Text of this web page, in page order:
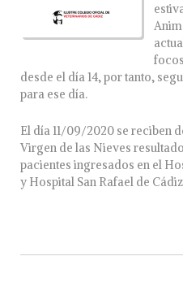
desde el día 14, por tanto,
para ese día.
El día 11/09/2020 se reciben
Virgen de las Nieves
pacientes ingresados en el
y Hospital San Rafael de Cádiz